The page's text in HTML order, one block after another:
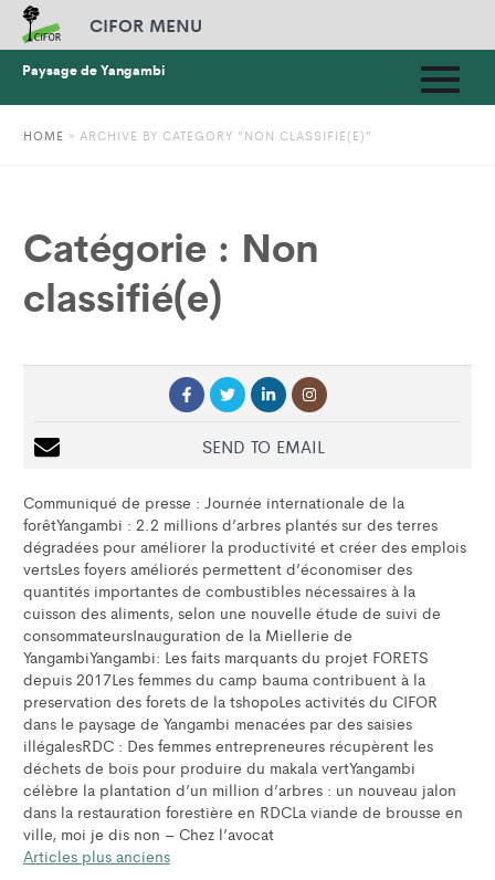
CIFOR MENU
Paysage de Yangambi
HOME » ARCHIVE BY CATEGORY "NON CLASSIFIÉ(E)"
Catégorie : Non
classifié(e)
SEND TO EMAIL
Communiqué de presse : Journée internationale de la
forêtYangambi : 2.2 millions d’arbres plantés sur des terres
dégradées pour améliorer la productivité et créer des emplois
vertsLes foyers améliorés permettent d’économiser des
quantités importantes de combustibles nécessaires à la
cuisson des aliments, selon une nouvelle étude de suivi de
consommateursInauguration de la Miellerie de
YangambiYangambi: Les faits marquants du projet FORETS
depuis 2017Les femmes du camp bauma contribuent à la
preservation des forets de la tshopoLes activités du CIFOR
dans le paysage de Yangambi menacées par des saisies
illégalesRDC : Des femmes entrepreneures récupèrent les
déchets de bois pour produire du makala vertYangambi
célèbre la plantation d’un million d’arbres : un nouveau jalon
dans la restauration forestière en RDCLa viande de brousse en
ville, moi je dis non – Chez l’avocat
Navigation
des
Articles plus anciens